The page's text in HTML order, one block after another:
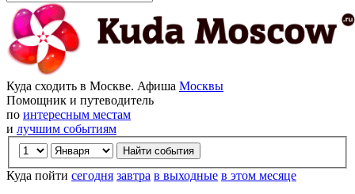
Куда сходить в Москве. Афиша Москвы
Помощник и путеводитель
по интересным местам
и лучшим событиям
Куда пойти сегодня завтра в выходные в этом месяце